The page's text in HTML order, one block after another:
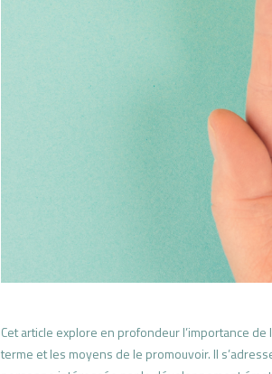
Cet article explore en profondeur l’importance
terme et les moyens de le promouvoir. Il